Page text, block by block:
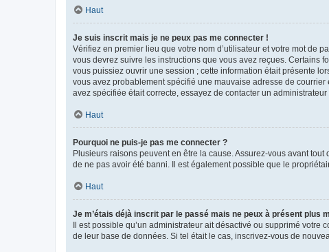
Haut
Je suis inscrit mais je ne peux pas me connecter !
Vérifiez en premier lieu que votre nom d’utilisateur et votre mot de
vous devrez suivre les instructions que vous avez reçues. Certains
vous puissiez ouvrir une session ; cette information était présente
vous avez probablement spécifié une mauvaise adresse de
avez spécifiée était correcte, essayez de contacter un administrateur
Haut
Pourquoi ne puis-je pas me connecter ?
Plusieurs raisons peuvent en être la cause. Assurez-vous avant
de ne pas avoir été banni. Il est également possible que le
Haut
Je m’étais déjà inscrit par le passé mais ne peux à présent plus
Il est possible qu’un administrateur ait désactivé ou supprimé
de leur base de données. Si tel était le cas, inscrivez-vous de